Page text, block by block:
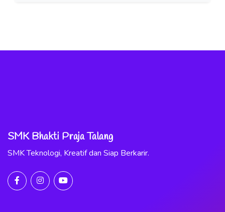
SMK Bhakti Praja Talang
SMK Teknologi, Kreatif dan Siap Berkarir.